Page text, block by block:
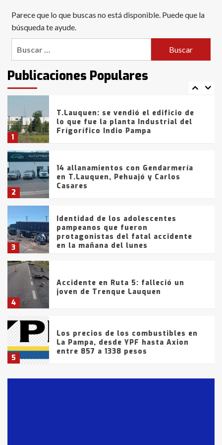
Parece que lo que buscas no está disponible. Puede que la
búsqueda te ayude.
Publicaciones Populares
6
con lluvias y heladas, en gran parte
de la provincia
intentaron evadir a la Policía
fueron detenidos por
comercialización de drogas en la
tarde del sábado
1
T.Lauquen: se vendió el edificio de
lo que fue la planta Industrial del
Frígorífico Indio Pampa
2
14 allanamientos con Gendarmería
en T.Lauquen, Pehuajó y Carlos
Casares
3
Identidad de los adolescentes
pampeanos que fueron
protagonistas del fatal accidente
en la mañana del lunes
4
Accidente en Ruta 5: falleció un
joven de Trenque Lauquen
5
Los precios de los combustibles en
La Pampa, desde YPF hasta Axion
entre 857 a 1338 pesos